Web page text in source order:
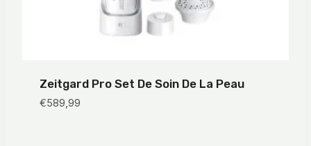
Zeitgard Pro Set De Soin De La Peau
€589,99